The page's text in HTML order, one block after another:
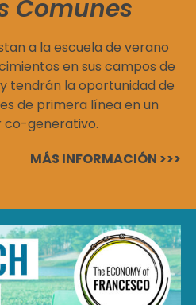
Comunes
a la escuela de verano
en sus campos de
tendrán la oportunidad de
de primera línea en un
co-generativo.
MÁS INFORMACIÓN >>>